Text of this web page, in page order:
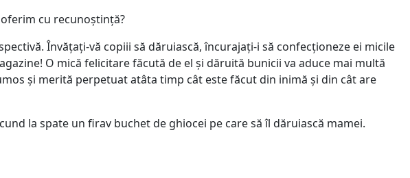
cu recunoștință?
Învățați-vă copiii să dăruiască, încurajați-i să confecționeze ei micile
O mică felicitare făcută de el și dăruită bunicii va aduce mai multă
și merită perpetuat atâta timp cât este făcut din inimă și din cât are
la spate un firav buchet de ghiocei pe care să îl dăruiască mamei.